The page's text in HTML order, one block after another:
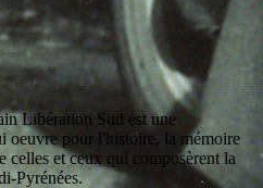
Libération Sud est une
oeuvre pour l'histoire, la mémoire
celles et ceux qui composèrent la
Pyrénées.